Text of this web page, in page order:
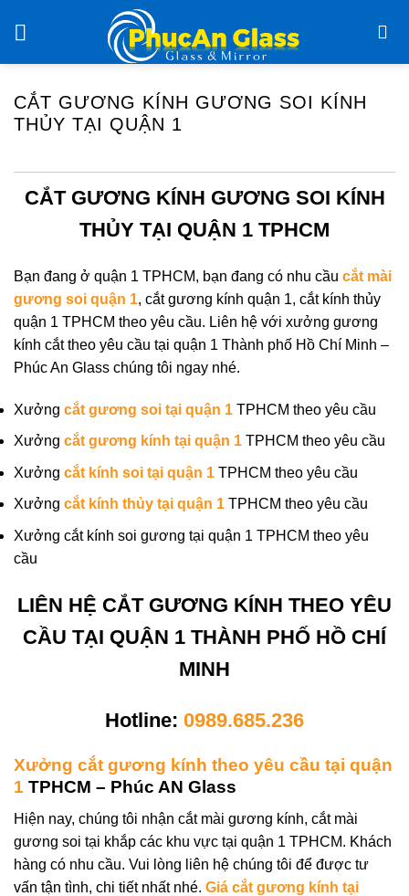
CẮT GƯƠNG KÍNH GƯƠNG SOI KÍNH
THỦY TẠI QUẬN 1
CẮT GƯƠNG KÍNH GƯƠNG SOI KÍNH
THỦY TẠI QUẬN 1 TPHCM
Bạn đang ở quận 1 TPHCM, bạn đang có nhu cầu cắt mài
gương soi quận 1, cắt gương kính quận 1, cắt kính thủy
quận 1 TPHCM theo yêu cầu. Liên hệ với xưởng gương
kính cắt theo yêu cầu tại quận 1 Thành phố Hồ Chí Minh –
Phúc An Glass chúng tôi ngay nhé.
Xưởng cắt gương soi tại quận 1 TPHCM theo yêu cầu
Xưởng cắt gương kính tại quận 1 TPHCM theo yêu cầu
Xưởng cắt kính soi tại quận 1 TPHCM theo yêu cầu
Xưởng cắt kính thủy tại quận 1 TPHCM theo yêu cầu
Xưởng cắt kính soi gương tại quận 1 TPHCM theo yêu
cầu
LIÊN HỆ CẮT GƯƠNG KÍNH THEO YÊU
CẦU TẠI QUẬN 1 THÀNH PHỐ HỒ CHÍ
MINH
Hotline: 0989.685.236
Xưởng cắt gương kính theo yêu cầu tại quận
1 TPHCM – Phúc AN Glass
Hiện nay, chúng tôi nhận cắt mài gương kính, cắt mài
gương soi tại khắp các khu vực tại quận 1 TPHCM. Khách
hàng có nhu cầu. Vui lòng liên hệ chúng tôi để được tư
vấn tận tình, chi tiết nhất nhé. Giá cắt gương kính tại